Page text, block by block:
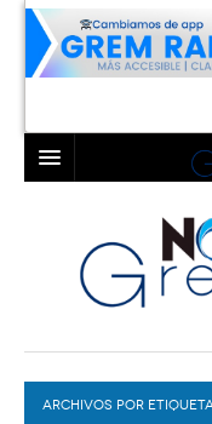
LAGUNA
TORREÓN
GÓMEZ PALACIO
LERDO
COAHUILA
DURANGO
DEPORTES
ARCHIVOS POR